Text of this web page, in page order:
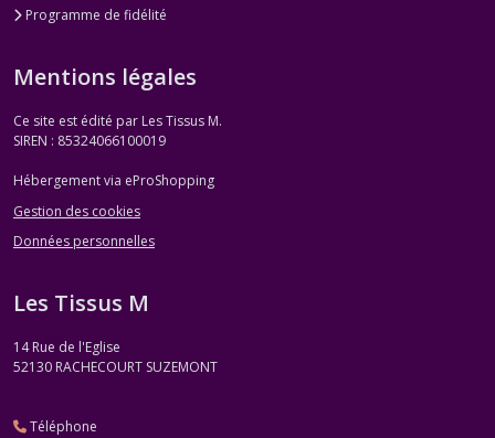
Programme de fidélité
Mentions légales
Ce site est édité par Les Tissus M.
SIREN : 85324066100019
Hébergement via eProShopping
Gestion des cookies
Données personnelles
Les Tissus M
14 Rue de l'Eglise
52130 RACHECOURT SUZEMONT
Téléphone